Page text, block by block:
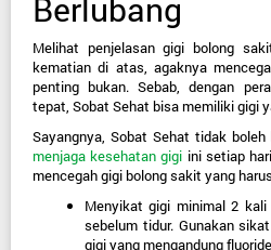
Berlubang
Melihat penjelasan gigi bolong
kematian di atas, agaknya
penting bukan. Sebab, dengan
tepat, Sobat Sehat bisa memiliki gigi
menjaga kesehatan gigi ini setiap
mencegah gigi bolong sakit yang
Menyikat gigi minimal 2
sebelum tidur. Gunakan
gigi yang mengandung